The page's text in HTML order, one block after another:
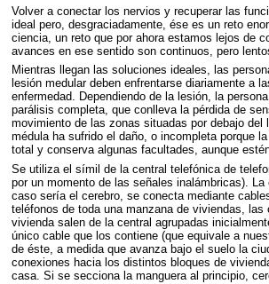
Volver a conectar los nervios y recuperar las
ideal pero, desgraciadamente, ése es un reto
ciencia, un reto que por ahora estamos lejos de
avances en ese sentido son continuos, pero
Mientras llegan las soluciones ideales, las
lesión medular deben enfrentarse diariamente a
enfermedad. Dependiendo de la lesión, la
parálisis completa, que conlleva la pérdida de
movimiento de las zonas situadas por debajo del
médula ha sufrido el daño, o incompleta porque
total y conserva algunas facultades, aunque
Se utiliza el símil de la central telefónica de
por un momento de las señales inalámbricas).
caso sería el cerebro, se conecta mediante
teléfonos de toda una manzana de viviendas, las
vivienda salen de la central agrupadas
único cable que los contiene (que equivale a
de éste, a medida que avanza bajo el suelo la
conexiones hacia los distintos bloques de
casa. Si se secciona la manguera al principio,